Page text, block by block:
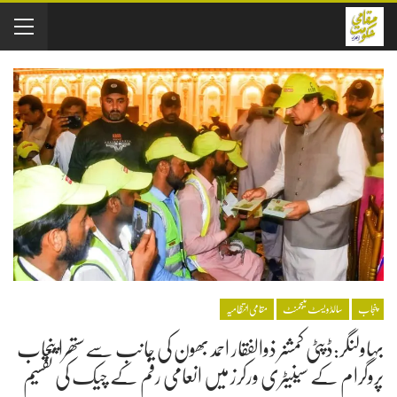
پنجاب سالڈویسٹ منیجمنٹ مقامی انتظامیہ
بہاولنگر:ڈپٹی کمشنر ذوالفقار احمد بھون کی جانب سےستھرا پنجاب
پروگرام کے سینیٹری ورکرز میں انعامی رقم کے چیک کی تقسیم